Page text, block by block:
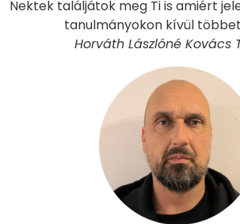
Nektek találjátok meg Ti is amiért
tanulmányokon kívül
Horváth Lászlóné Kovács